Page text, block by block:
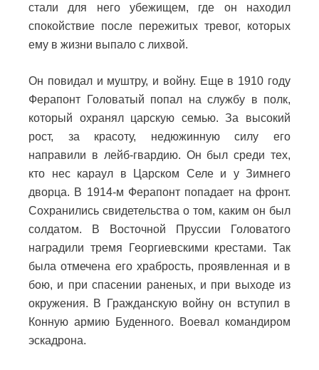
стали для него убежищем, где он находил
спокойствие после пережитых тревог, которых
ему в жизни выпало с лихвой.
Он повидал и муштру, и войну. Еще в 1910 году
Ферапонт Головатый попал на службу в полк,
который охранял царскую семью. За высокий
рост, за красоту, недюжинную силу его
направили в лейб-гвардию. Он был среди тех,
кто нес караул в Царском Селе и у Зимнего
дворца. В 1914-м Ферапонт попадает на фронт.
Сохранились свидетельства о том, каким он был
солдатом. В Восточной Пруссии Головатого
наградили тремя Георгиевскими крестами. Так
была отмечена его храбрость, проявленная и в
бою, и при спасении раненых, и при выходе из
окружения. В Гражданскую войну он вступил в
Конную армию Буденного. Воевал командиром
эскадрона.